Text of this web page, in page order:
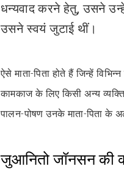
धन्यवाद करने हेतु, उसने उन्हें
उसने स्वयं जुटाई थीं।
ऐसे माता-पिता होते हैं जिन्हें
कामकाज के लिए किसी अन्य
पालन-पोषण उनके माता-पिता के
जुआनितो जॉनसन की